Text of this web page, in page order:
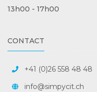
13h00 - 17h00
CONTACT
+41 (0)26 558 48 48
info@simpycit.ch